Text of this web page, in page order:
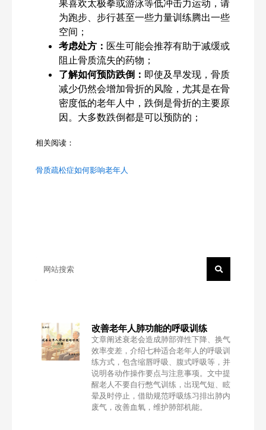
果喜欢太极拳或游泳等低冲击力运动，请
为跑步、步行甚至一些力量训练腾出一些
空间；
考虑处方： 医生可能会推荐有助于减缓或
阻止骨质流失的药物；
了解如何预防跌倒： 即使及早发现，骨质
减少仍然会增加骨折的风险，尤其是在骨
密度低的老年人中，跌倒是骨折的主要原
因。大多数跌倒都是可以预防的；
相关阅读：
骨质疏松症如何影响老年人
改善老年人肺功能的呼吸训练
文章阐述衰老会造成肺部弹性下降、换气
效率变差，介绍七种适合老年人的呼吸训
练方式，包含缩唇呼吸、腹式呼吸等，并
说明各动作操作要点与注意事项。文中提
醒老人不要自行憋气训练，出现气短、眩
晕及时停止，借助规范呼吸练习排出肺内
废气，改善血氧，维护肺部机能。